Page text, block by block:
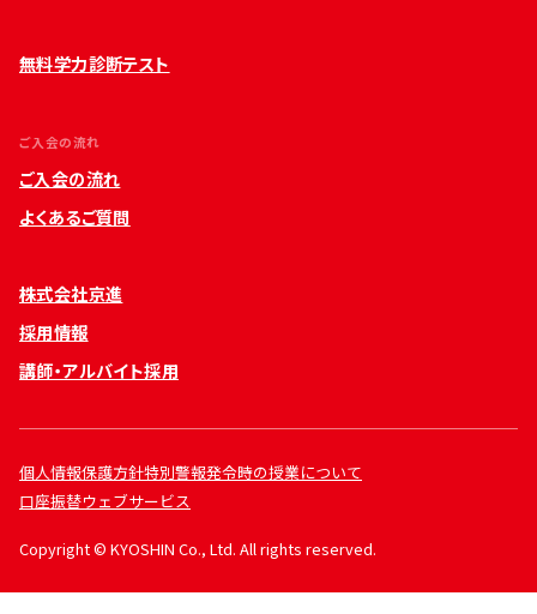
無料学力診断テスト
ご入会の流れ
ご入会の流れ
よくあるご質問
株式会社京進
採用情報
講師・アルバイト採用
個人情報保護方針特別警報発令時の授業について
口座振替ウェブサービス
Copyright © KYOSHIN Co., Ltd. All rights reserved.